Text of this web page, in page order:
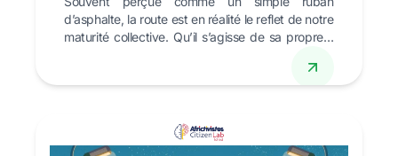
d’asphalte, la route est en réalité le reflet de notre
maturité collective. Qu’il s’agisse de sa propreté